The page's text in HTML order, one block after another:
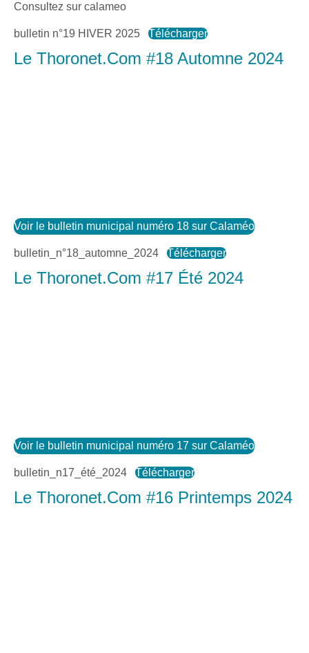
Consultez sur calameo
bulletin n°19 HIVER 2025 Télécharger
Le Thoronet.Com #18 Automne 2024
Voir le bulletin municipal numéro 18 sur Calaméo
bulletin_n°18_automne_2024 Télécharger
Le Thoronet.Com #17 Été 2024
Voir le bulletin municipal numéro 17 sur Calaméo
bulletin_n17_été_2024 Télécharger
Le Thoronet.Com #16 Printemps 2024